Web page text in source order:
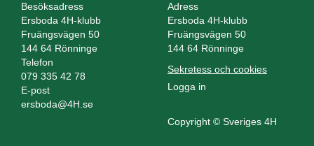
Besöksadress
Ersboda 4H-klubb
Fruängsvägen 50
144 64 Rönninge
Adress
Ersboda 4H-klubb
Fruängsvägen 50
144 64 Rönninge
Telefon
079 335 42 78
E-post
ersboda@4H.se
Sekretess och cookies
Logga in
Copyright © Sveriges 4H